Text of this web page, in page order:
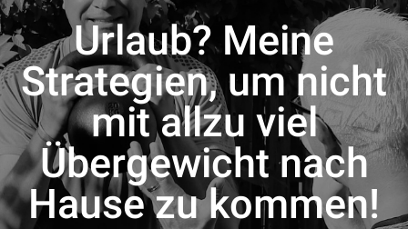
Urlaub? Meine
Strategien, um nicht
mit allzu viel
Übergewicht nach
Hause zu kommen!